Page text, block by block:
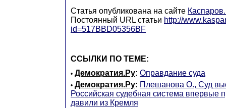
Статья опубликована на сайте
Постоянный URL статьи http://
id=517BBD05356BF
ССЫЛКИ ПО ТЕМЕ:
• Демократия.Ру: Оправдание суда
• Демократия.Ру: Плешанова О., Суд
Российская судебная система впервые
давили из Кремля